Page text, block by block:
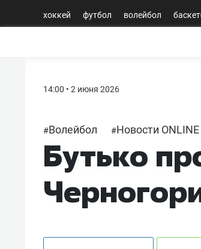
хоккей футбол волейбол
14:00 • 2 июня 2026
#Волейбол #Новости ONLINE
Бутько